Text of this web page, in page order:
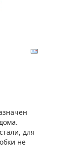
для
не